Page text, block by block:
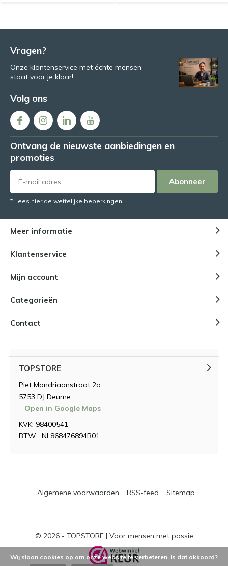
Vragen?
Onze klantenservice met échte mensen
staat voor je klaar!
Volg ons
Ontvang de nieuwste aanbiedingen en
promoties
Abonneer
* Lees hier de wettelijke beperkingen
Meer informatie
Klantenservice
Mijn account
Categorieën
Contact
TOPSTORE
Piet Mondriaanstraat 2a
5753 DJ Deurne
Open in Google Maps
KVK: 98400541
BTW : NL868476894B01
© 2026 - TOPSTORE | Voor mensen met passie
Algemene voorwaarden RSS-feed Sitemap
Wij slaan cookies op om onze website te verbeteren. Is dat akkoord?